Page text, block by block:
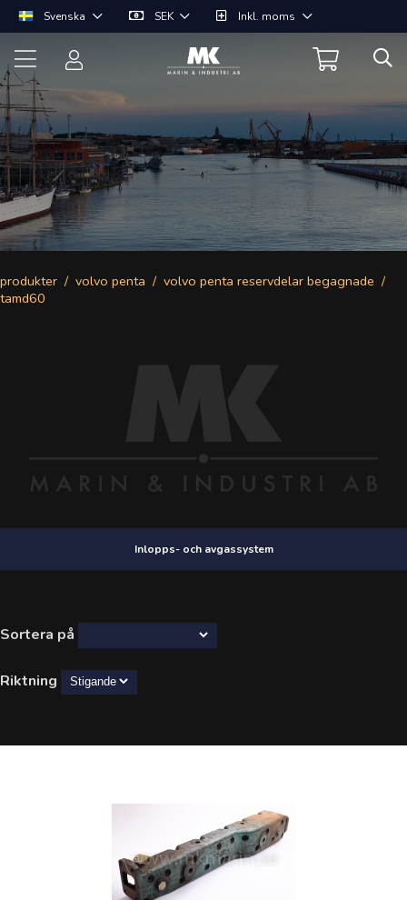
Svenska SEK Inkl. moms
produkter volvo penta
volvo penta reservdelar begagnade
tamd60
Inlopps- och avgassystem
Sortera på
Riktning